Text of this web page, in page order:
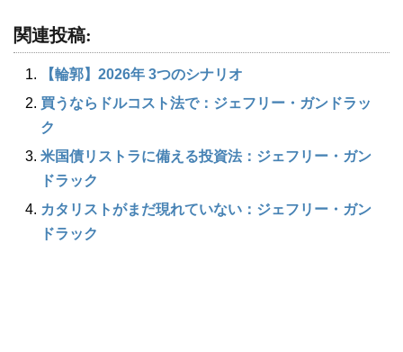
関連投稿:
【輪郭】2026年 3つのシナリオ
買うならドルコスト法で：ジェフリー・ガンドラッ
ク
米国債リストラに備える投資法：ジェフリー・ガン
ドラック
カタリストがまだ現れていない：ジェフリー・ガン
ドラック